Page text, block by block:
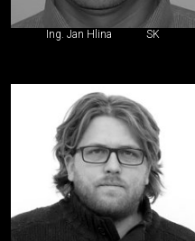
Ing. Jan Hlina SK